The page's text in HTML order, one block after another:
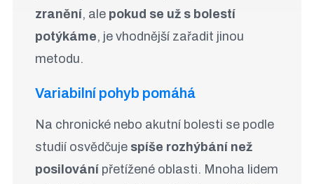
zranění, ale pokud se už s bolestí
potýkáme, je vhodnější zařadit jinou
metodu.
Variabilní pohyb pomáhá
Na chronické nebo akutní bolesti se podle
studií osvědčuje spíše rozhýbání než
posilovánípřetížené oblasti. Mnoha lidem